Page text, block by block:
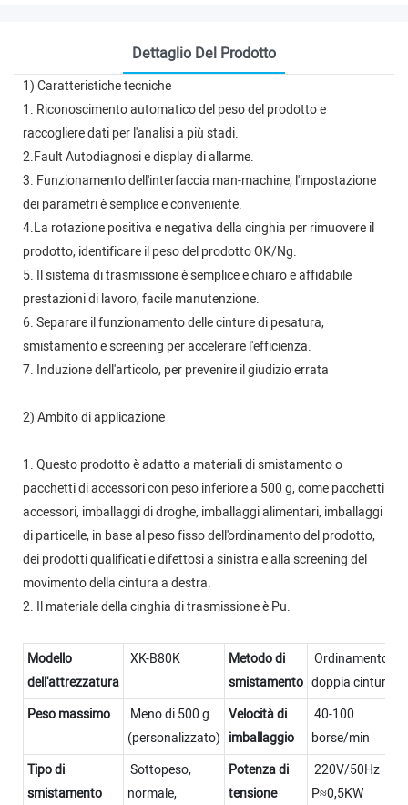
Dettaglio Del Prodotto
1) Caratteristiche tecniche
1. Riconoscimento automatico del peso del prodotto e
raccogliere dati per l'analisi a più stadi.
2.Fault Autodiagnosi e display di allarme.
3. Funzionamento dell'interfaccia man-machine, l'impostazione
dei parametri è semplice e conveniente.
4.La rotazione positiva e negativa della cinghia per rimuovere il
prodotto, identificare il peso del prodotto OK/Ng.
5. Il sistema di trasmissione è semplice e chiaro e affidabile
prestazioni di lavoro, facile manutenzione.
6. Separare il funzionamento delle cinture di pesatura,
smistamento e screening per accelerare l'efficienza.
7. Induzione dell'articolo, per prevenire il giudizio errata
2) Ambito di applicazione
1. Questo prodotto è adatto a materiali di smistamento o
pacchetti di accessori con peso inferiore a 500 g, come pacchetti
accessori, imballaggi di droghe, imballaggi alimentari, imballaggi
di particelle, in base al peso fisso dell'ordinamento del prodotto,
dei prodotti qualificati e difettosi a sinistra e alla screening del
movimento della cintura a destra.
2. Il materiale della cinghia di trasmissione è Pu.
Modello
dell'attrezzatura
XK-B80K
Metodo di
smistamento
Ordinamento a
doppia cintura
Peso massimo
Meno di 500 g
(personalizzato)
Velocità di
imballaggio
40-100
borse/min
Tipo di
smistamento
Sottopeso,
normale,
Potenza di
tensione
220V/50Hz
P≈0,5KW